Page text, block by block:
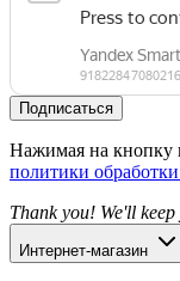
Подписаться
Нажимая на кнопку
политики
Thank you! We'll keep
Интернет-магазин